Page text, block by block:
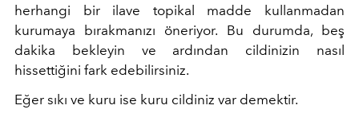
herhangi bir ilave topikal madde kullanmadan
kurumaya bırakmanızı öneriyor. Bu durumda, beş
dakika bekleyin ve ardından cildinizin nasıl
hissettiğini fark edebilirsiniz.
Eğer sıkı ve kuru ise kuru cildiniz var demektir.